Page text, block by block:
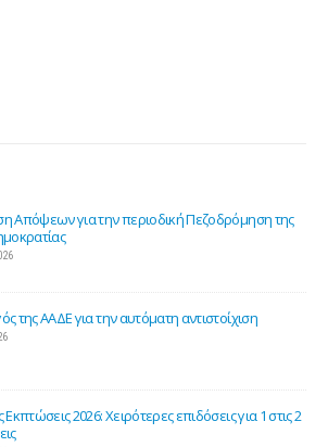
Σε λειτουργία το νέο Helpdesk της ΕΣΕΕ
Παράταση της υποχρεωτικής έναρξης
Προς μείωση της προκαταβολής φόρου